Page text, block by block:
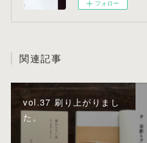
フォロー
関連記事
vol.37 刷り上がりまし
た。